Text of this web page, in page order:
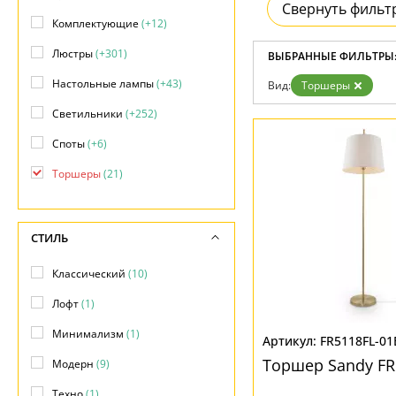
Контакты
Свернуть
ВЫБРАННЫЕ ФИЛЬТРЫ:
Вид: Торшеры
FR5118FL-
Торшер Sandy
Комплектующие(+12)
Люстры(+301)
Настольные лампы(+43)
Светильники (+252)
Споты(+6)
Торшеры(21)
СТИЛЬ
Классический (10)
Лофт(1)
Минимализм (1)
Модерн (9)